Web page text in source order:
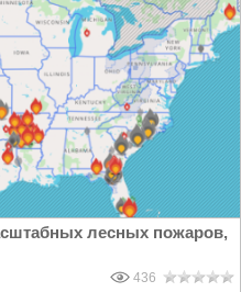
лесных пожаров,
436